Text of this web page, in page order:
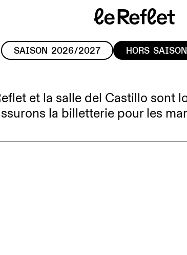
Page
SAISON 2026/2027 HORS SAISON
et la salle del Castillo sont
la billetterie pour les